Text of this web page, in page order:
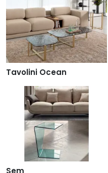
Tavolini Ocean
Sem